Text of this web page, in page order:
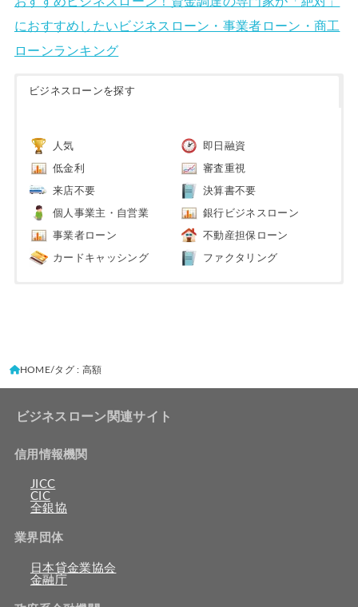
におすすめしたいビジネスローン・事業者ローン・商工
ローンランキング
ビジネスローンを探す
人気 即日融資
低金利 審査重視
来店不要 決算書不要
個人事業主・自営業 銀行ビジネスローン
事業者ローン 不動産担保ローン
カードキャッシング ファクタリング
HOME タグ : 高額
ビジネスローン関連サイト
信用情報機関
JICC
CIC
全銀協
業界団体
日本貸金業協会
金融庁